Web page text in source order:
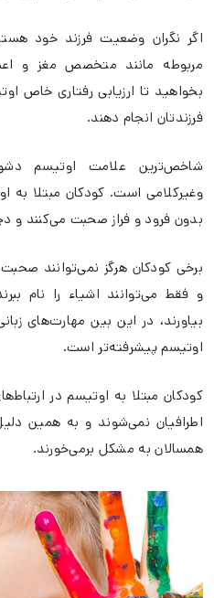
اگر نگران وضعیت فرزند خود
مربوطه مانند متخصص مغز و
بخواهید تا ارزیابی رفتاری خاص
فرزندتان انجام دهند.
شاخص‌ترین علامت اوتیسم
وغیرکلامی است. کودکان مبتلا به
بدون فرود و فراز صحبت می‌کنند و
برخی کودکان هرگز نمی‌توانند
و فقط می‌توانند اشیاء را نام
بیاورند، در این بین مهارت‌های
اوتیسم پیشرفته‌تر است.
کودکان مبتلا به اوتیسم در
اطرافیان نمی‌شوند و به همین
همسالان به مشکل برمی‌خورند.